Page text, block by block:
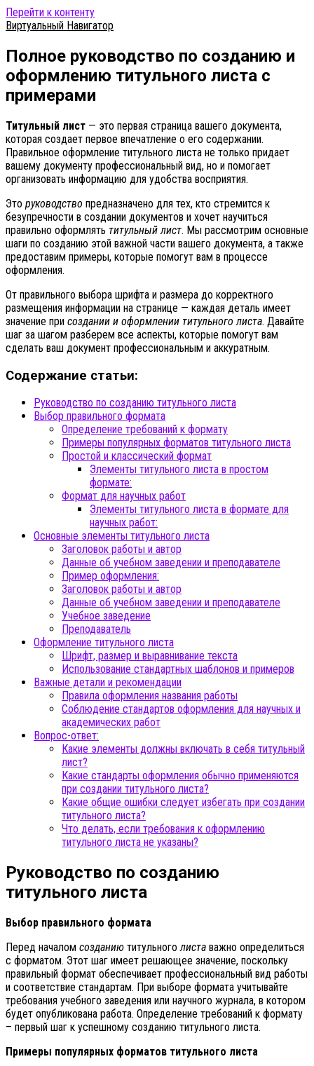
Перейти к контенту
Виртуальный Навигатор
Полное руководство по созданию и
оформлению титульного листа с
примерами
Титульный лист — это первая страница вашего документа,
которая создает первое впечатление о его содержании.
Правильное оформление титульного листа не только придает
вашему документу профессиональный вид, но и помогает
организовать информацию для удобства восприятия.
Это руководство предназначено для тех, кто стремится к
безупречности в создании документов и хочет научиться
правильно оформлять титульный лист. Мы рассмотрим основные
шаги по созданию этой важной части вашего документа, а также
предоставим примеры, которые помогут вам в процессе
оформления.
От правильного выбора шрифта и размера до корректного
размещения информации на странице — каждая деталь имеет
значение при создании и оформлении титульного листа. Давайте
шаг за шагом разберем все аспекты, которые помогут вам
сделать ваш документ профессиональным и аккуратным.
Содержание статьи:
Руководство по созданию титульного листа
Выбор правильного формата
Определение требований к формату
Примеры популярных форматов титульного листа
Простой и классический формат
Элементы титульного листа в простом
формате:
Формат для научных работ
Элементы титульного листа в формате для
научных работ:
Основные элементы титульного листа
Заголовок работы и автор
Данные об учебном заведении и преподавателе
Пример оформления:
Заголовок работы и автор
Данные об учебном заведении и преподавателе
Учебное заведение
Преподаватель
Оформление титульного листа
Шрифт, размер и выравнивание текста
Использование стандартных шаблонов и примеров
Важные детали и рекомендации
Правила оформления названия работы
Соблюдение стандартов оформления для научных и
академических работ
Вопрос-ответ:
Какие элементы должны включать в себя титульный
лист?
Какие стандарты оформления обычно применяются
при создании титульного листа?
Какие общие ошибки следует избегать при создании
титульного листа?
Что делать, если требования к оформлению
титульного листа не указаны?
Руководство по созданию
титульного листа
Выбор правильного формата
Перед началом созданию титульноголиста важно определиться
с форматом. Этот шаг имеет решающее значение, поскольку
правильный формат обеспечивает профессиональный вид работы
и соответствие стандартам. При выборе формата учитывайте
требования учебного заведения или научного журнала, в котором
будет опубликована работа. Определение требований к формату
– первый шаг к успешному созданию титульного листа.
Примеры популярных форматов титульного листа